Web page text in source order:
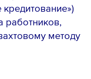
работников,
методу